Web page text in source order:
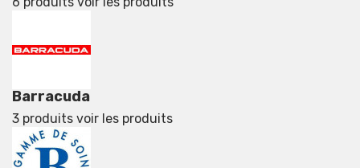
Barracuda
3 produits voir les produits